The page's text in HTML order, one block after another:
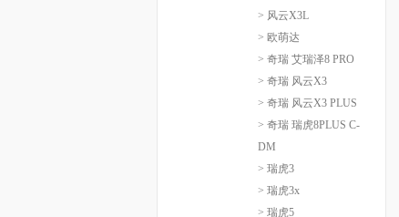
> 风云X3L
> 欧萌达
> 奇瑞 艾瑞泽8 PRO
> 奇瑞 风云X3
> 奇瑞 风云X3 PLUS
> 奇瑞 瑞虎8PLUS C-
DM
> 瑞虎3
> 瑞虎3x
> 瑞虎5